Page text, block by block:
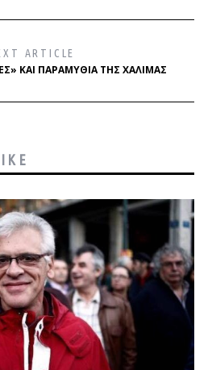
ARTICLE
ΚΑΙ ΠΑΡΑΜΎΘΙΑ ΤΗΣ ΧΑΛΙΜΆΣ